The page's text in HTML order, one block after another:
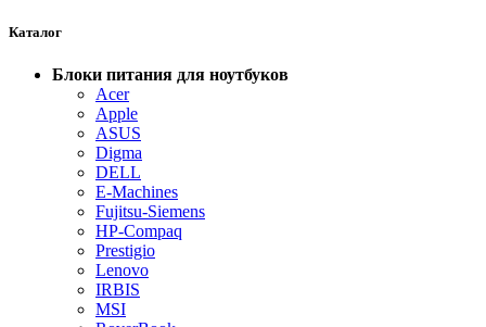
Каталог
Блоки питания для ноутбуков
Acer
Apple
ASUS
Digma
DELL
E-Machines
Fujitsu-Siemens
HP-Compaq
Prestigio
Lenovo
IRBIS
MSI